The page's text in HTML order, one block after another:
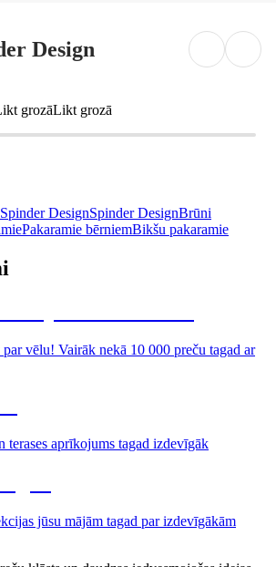
Design
grozāLikt grozā
DesignSpinder DesignBrūni
Pakaramie bērniemBikšu pakaramie
vēlu! Vairāk nekā 10 000 preču tagad ar
terases aprīkojums tagad izdevīgāk
jūsu mājām tagad par izdevīgākām